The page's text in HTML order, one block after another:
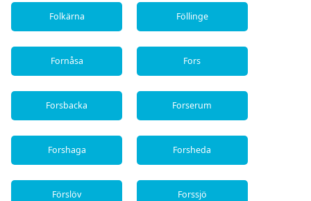
Folkärna Föllinge
Fornåsa Fors
Forsbacka Forserum
Forshaga Forsheda
Förslöv Forssjö